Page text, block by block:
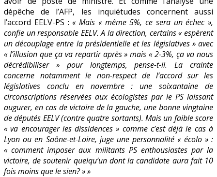
dépêche de l’AFP, les inquiétudes concernent aussi
l’accord EELV-PS :« Mais « même 5%, ce sera un échec »,
confie un responsable EELV. A la direction, certains« espèrent
un découplage entre la présidentielle et les législatives » avec
« l’illusion que ça va repartir après » mais «2-3%, ça va nous
décrédibiliser » pour longtemps, pense-t-il. La crainte
concerne notamment le non-respect de l’accord sur les
législatives conclu en novembre : une soixantaine de
circonscriptions réservées aux écologistes par le PS laissant
augurer, en cas de victoire de la gauche, une bonne vingtaine
de députés EELV (contre quatre sortants). Mais un faible score
« va encourager les dissidences » comme c’est déjà le cas à
Lyon ou en Saône-et-Loire, juge une personnalité « écolo » :
« comment imposer aux militants PS enthousiastes par la
victoire, de soutenir quelqu’un dont la candidate aura fait 10
fois moins que le sien? » »